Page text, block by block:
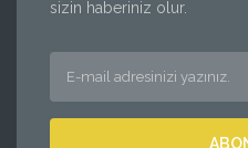
sizin haberiniz olur.